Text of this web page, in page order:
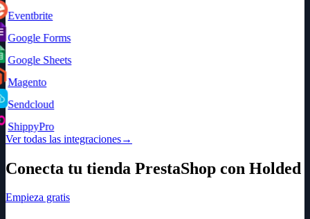
Eventbrite
Google Forms
Google Sheets
Magento
Sendcloud
ShippyPro
Ver todas las integraciones→
Conecta tu tienda PrestaShop con Holded
Empieza gratis